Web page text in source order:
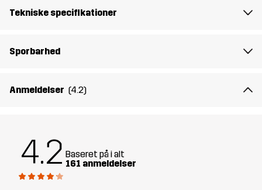
Varenummer 10715_4685
Tekniske specifikationer
Sporbarhed
Anmeldelser (4.2)
4.2 Baseret på i alt
161 anmeldelser